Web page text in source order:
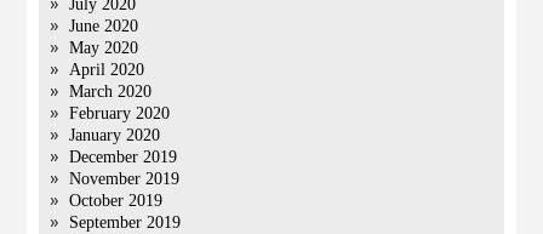
July 2020
June 2020
May 2020
April 2020
March 2020
February 2020
January 2020
December 2019
November 2019
October 2019
September 2019